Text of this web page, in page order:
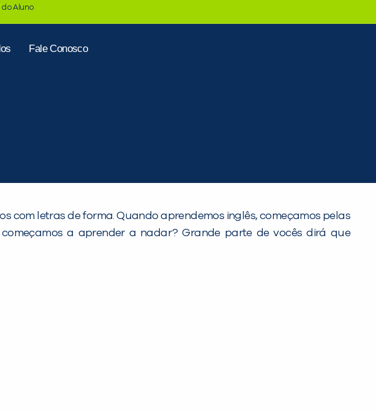
do Aluno
Fale Conosco
com letras de forma. Quando aprendemos inglês, começamos pelas
a aprender a nadar? Grande parte de vocês dirá que